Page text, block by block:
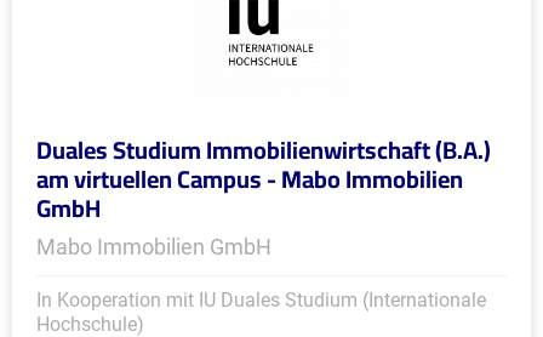
Duales Studium Immobilienwirtschaft (B.A.)
am virtuellen Campus - Mabo Immobilien
GmbH
Mabo Immobilien GmbH
In Kooperation mit IU Duales Studium (Internationale
Hochschule)